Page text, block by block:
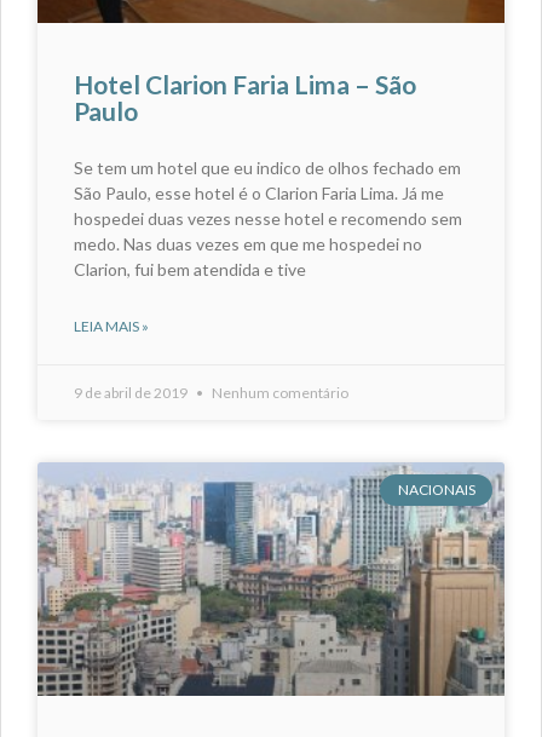
Hotel Clarion Faria Lima – São
Paulo
Se tem um hotel que eu indico de olhos fechado em
São Paulo, esse hotel é o Clarion Faria Lima. Já me
hospedei duas vezes nesse hotel e recomendo sem
medo. Nas duas vezes em que me hospedei no
Clarion, fui bem atendida e tive
LEIA MAIS »
9 de abril de 2019 Nenhum comentário
NACIONAIS